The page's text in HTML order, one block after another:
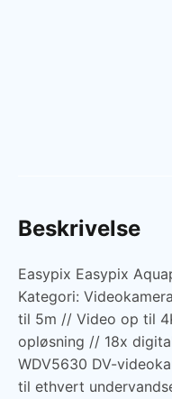
Beskrivelse
Easypix Easypix
Kategori:
til 5m // Video op til
opløsning // 18x
WDV5630 DV-
til ethvert